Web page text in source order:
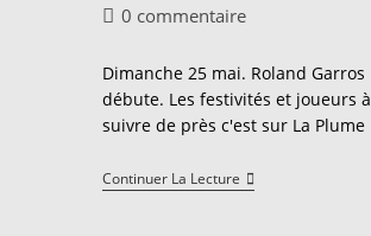
publication :
publiée :
Commentaires
la
publication :
0 commentaire
Dimanche 25 mai. Roland Garros
débute. Les festivités et joueurs à
suivre de près c'est sur La Plume
Continuer La LectureRoland
Garros